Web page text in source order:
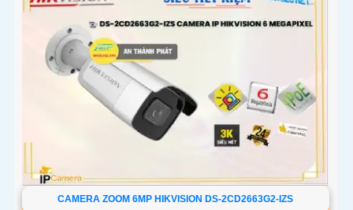
CAMERA ZOOM 6MP HIKVISION DS-2CD2663G2-IZS